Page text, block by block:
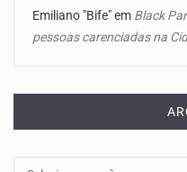
Emiliano "Bife"em Black
pessoas carenciadas na